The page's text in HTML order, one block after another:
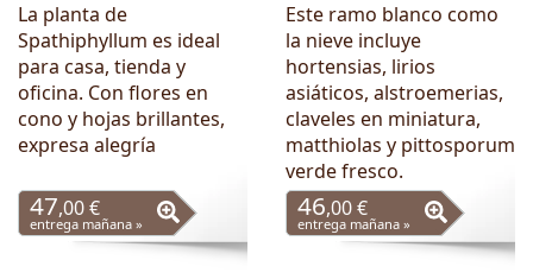
La planta de
Spathiphyllum es ideal
para casa, tienda y
oficina. Con flores en
cono y hojas brillantes,
expresa alegría
47,00 €
entrega mañana »
Este ramo blanco como
la nieve incluye
hortensias, lirios
asiáticos, alstroemerias,
claveles en miniatura,
matthiolas y pittosporum
verde fresco.
46,00 €
entrega mañana »